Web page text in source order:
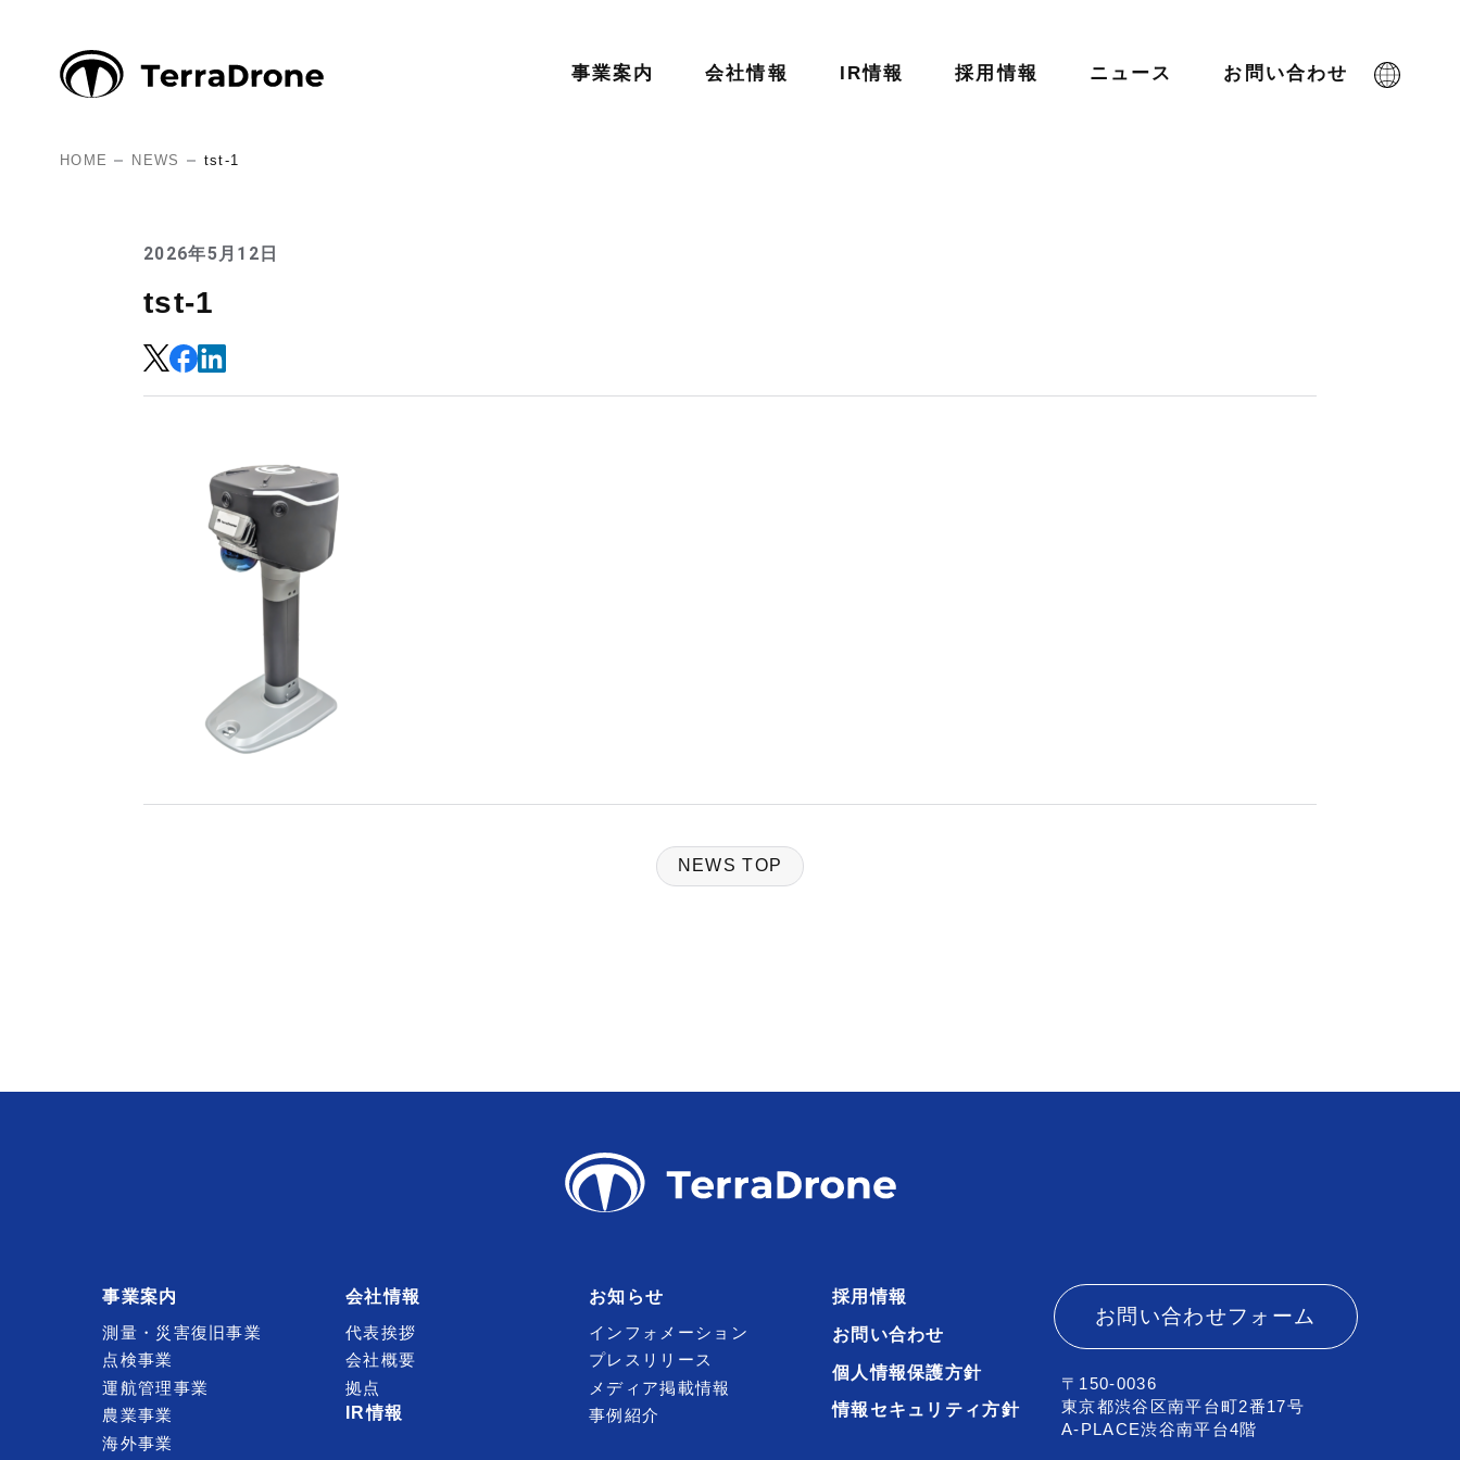
事業案内 会社情報 IR情報 採用情報 ニュース お問い合わせ
HOME NEWS tst-1
2026年5月12日
tst-1
NEWS TOP
事業案内
測量・災害復旧事業
点検事業
運航管理事業
農業事業
海外事業
会社情報
代表挨拶
会社概要
拠点
IR情報
お知らせ
インフォメーション
プレスリリース
メディア掲載情報
事例紹介
採用情報
お問い合わせ
個人情報保護方針
情報セキュリティ方針
お問い合わせフォーム
〒150-0036
東京都渋谷区南平台町2番17号
A-PLACE渋谷南平台4階